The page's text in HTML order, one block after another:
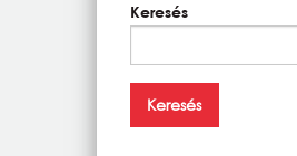
Keresés